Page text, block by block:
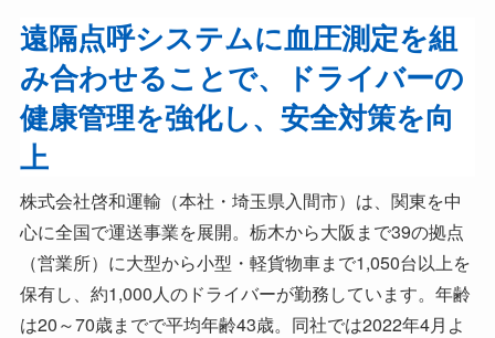
遠隔点呼システムに血圧測定を組
み合わせることで、ドライバーの
健康管理を強化し、安全対策を向
上
株式会社啓和運輸（本社・埼玉県入間市）は、関東を中
心に全国で運送事業を展開。栃木から大阪まで39の拠点
（営業所）に大型から小型・軽貨物車まで1,050台以上を
保有し、約1,000人のドライバーが勤務しています。年齢
は20～70歳までで平均年齢43歳。同社では2022年4月よ